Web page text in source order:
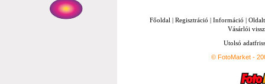
Főoldal | Regisztráció | Információ |
Vásárlói
Utolsó
© FotoMarket -